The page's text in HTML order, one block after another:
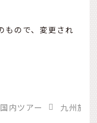
定めるのも“おい
もので、変更され
国内ツアー 九州旅